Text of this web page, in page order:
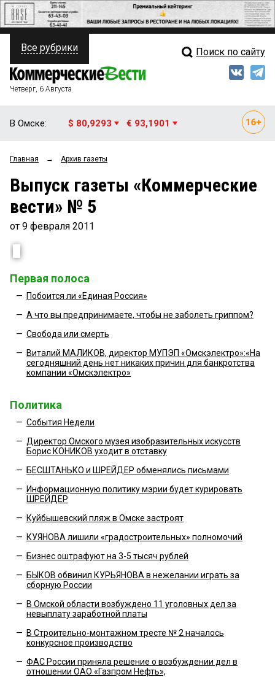
ПОЛИТИКА
ФИНАНСЫ
ОБЩЕСТВО
ЗАКОН
Свежий выпуск
Рейтинги
Все рубрики Поиск по сайту
Четверг, 6 Августа
В Омске: $ 80,9293 € 93,1901
Главная → Архив газеты
Выпуск газеты «Коммерческие
вести» № 5
от 9 февраля 2011
Первая полоса
— Побоится ли «Единая Россия»
— А что вы предпринимаете, чтобы не заболеть гриппом?
— Свобода или смерть
— Виталий МАЛИКОВ, директор МУПЭП «Омскэлектро»:«На
сегодняшний день нет никаких причин для банкротства
компании «Омскэлектро»
Политика
— События Недели
— Директор Омского музея изобразительных искусств
Борис КОНИКОВ уходит в отставку
— БЕСШТАНЬКО и ШРЕЙДЕР обменялись письмами
— Информационную политику мэрии будет курировать
ШРЕЙДЕР
— Куйбышевский пляж в Омске застроят
— КУЯНОВА лишили «градостроительных» полномочий
— Бизнес оштрафуют на 3-5 тысяч рублей
— БЫКОВ обвинил КУРЬЯНОВА в нежелании играть за
cборную России
— В Омской области возбуждено 11 уголовных дел за
невыплату заработной платы
— В Строительно-монтажном тресте № 2 началось
конкурсное производство
— ФАС России приняла решение о возбуждении дел в
отношении ОАО «Газпром Нефть»,